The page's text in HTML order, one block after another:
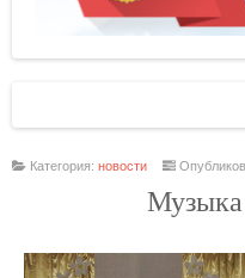
Категория: новости